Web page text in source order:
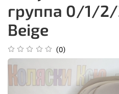
группа 0/1/2/
Beige
(0)